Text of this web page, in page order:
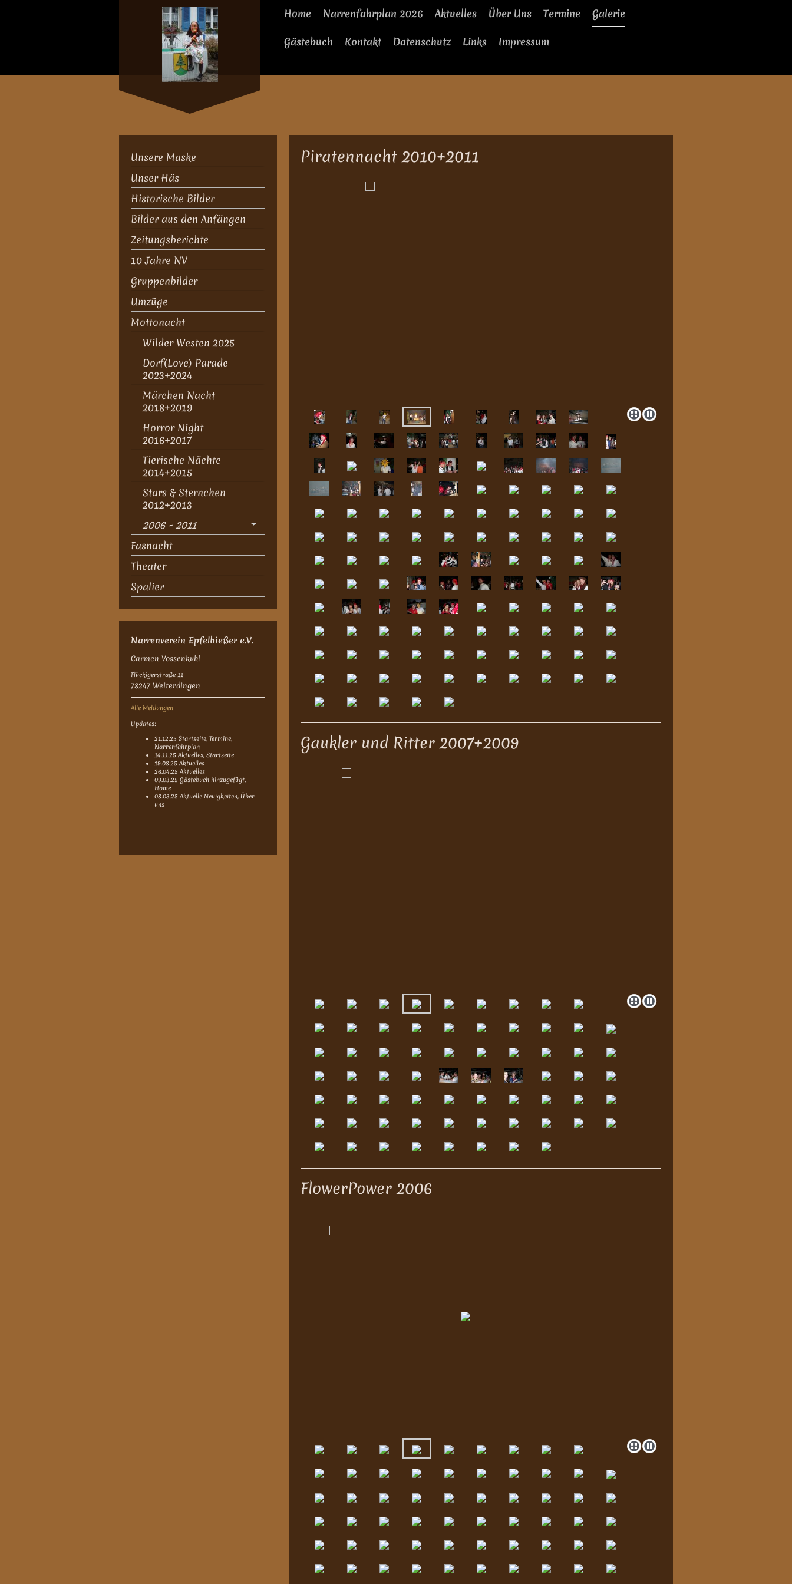
Home Narrenfahrplan 2026 Aktuelles Über Uns Termine Galerie
Gästebuch Kontakt Datenschutz Links Impressum
Piratennacht 2010+2011
Gaukler und Ritter 2007+2009
FlowerPower 2006
Unsere Maske
Unser Häs
Historische Bilder
Bilder aus den Anfängen
Zeitungsberichte
10 Jahre NV
Gruppenbilder
Umzüge
Mottonacht
Wilder Westen 2025
Dorf(Love) Parade
2023+2024
Märchen Nacht
2018+2019
Horror Night
2016+2017
Tierische Nächte
2014+2015
Stars & Sternchen
2012+2013
2006 - 2011
Fasnacht
Theater
Spalier
Narrenverein Epfelbießer e.V.
Carmen Vossenkuhl
Flückigerstraße 11
78247 Weiterdingen
Alle Meldungen
Updates:
21.12.25 Startseite, Termine,
Narrenfahrplan
14.11.25 Aktuelles, Startseite
19.08.25 Aktuelles
26.04.25 Aktuelles
09.03.25 Gästebuch hinzugefügt,
Home
08.03.25 Aktuelle Neuigkeiten, Über
uns